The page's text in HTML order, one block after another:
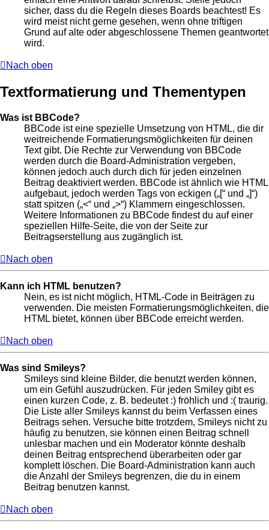
sicher, dass du die Regeln dieses Boards beachtest! Es
wird meist nicht gerne gesehen, wenn ohne triftigen
Grund auf alte oder abgeschlossene Themen geantwortet
wird.
Nach oben
Textformatierung und Thementypen
Was ist BBCode?
BBCode ist eine spezielle Umsetzung von HTML, die dir
weitreichende Formatierungsmöglichkeiten für deinen
Text gibt. Die Rechte zur Verwendung von BBCode
werden durch die Board-Administration vergeben,
können jedoch auch durch dich für jeden einzelnen
Beitrag deaktiviert werden. BBCode ist ähnlich wie HTML
aufgebaut, jedoch werden Tags von eckigen („[“ und „]“)
statt spitzen („<“ und „>“) Klammern eingeschlossen.
Weitere Informationen zu BBCode findest du auf einer
speziellen Hilfe-Seite, die von der Seite zur
Beitragserstellung aus zugänglich ist.
Nach oben
Kann ich HTML benutzen?
Nein, es ist nicht möglich, HTML-Code in Beiträgen zu
verwenden. Die meisten Formatierungsmöglichkeiten, die
HTML bietet, können über BBCode erreicht werden.
Nach oben
Was sind Smileys?
Smileys sind kleine Bilder, die benutzt werden können,
um ein Gefühl auszudrücken. Für jeden Smiley gibt es
einen kurzen Code, z. B. bedeutet :) fröhlich und :( traurig.
Die Liste aller Smileys kannst du beim Verfassen eines
Beitrags sehen. Versuche bitte trotzdem, Smileys nicht zu
häufig zu benutzen, sie können einen Beitrag schnell
unlesbar machen und ein Moderator könnte deshalb
deinen Beitrag entsprechend überarbeiten oder gar
komplett löschen. Die Board-Administration kann auch
die Anzahl der Smileys begrenzen, die du in einem
Beitrag benutzen kannst.
Nach oben